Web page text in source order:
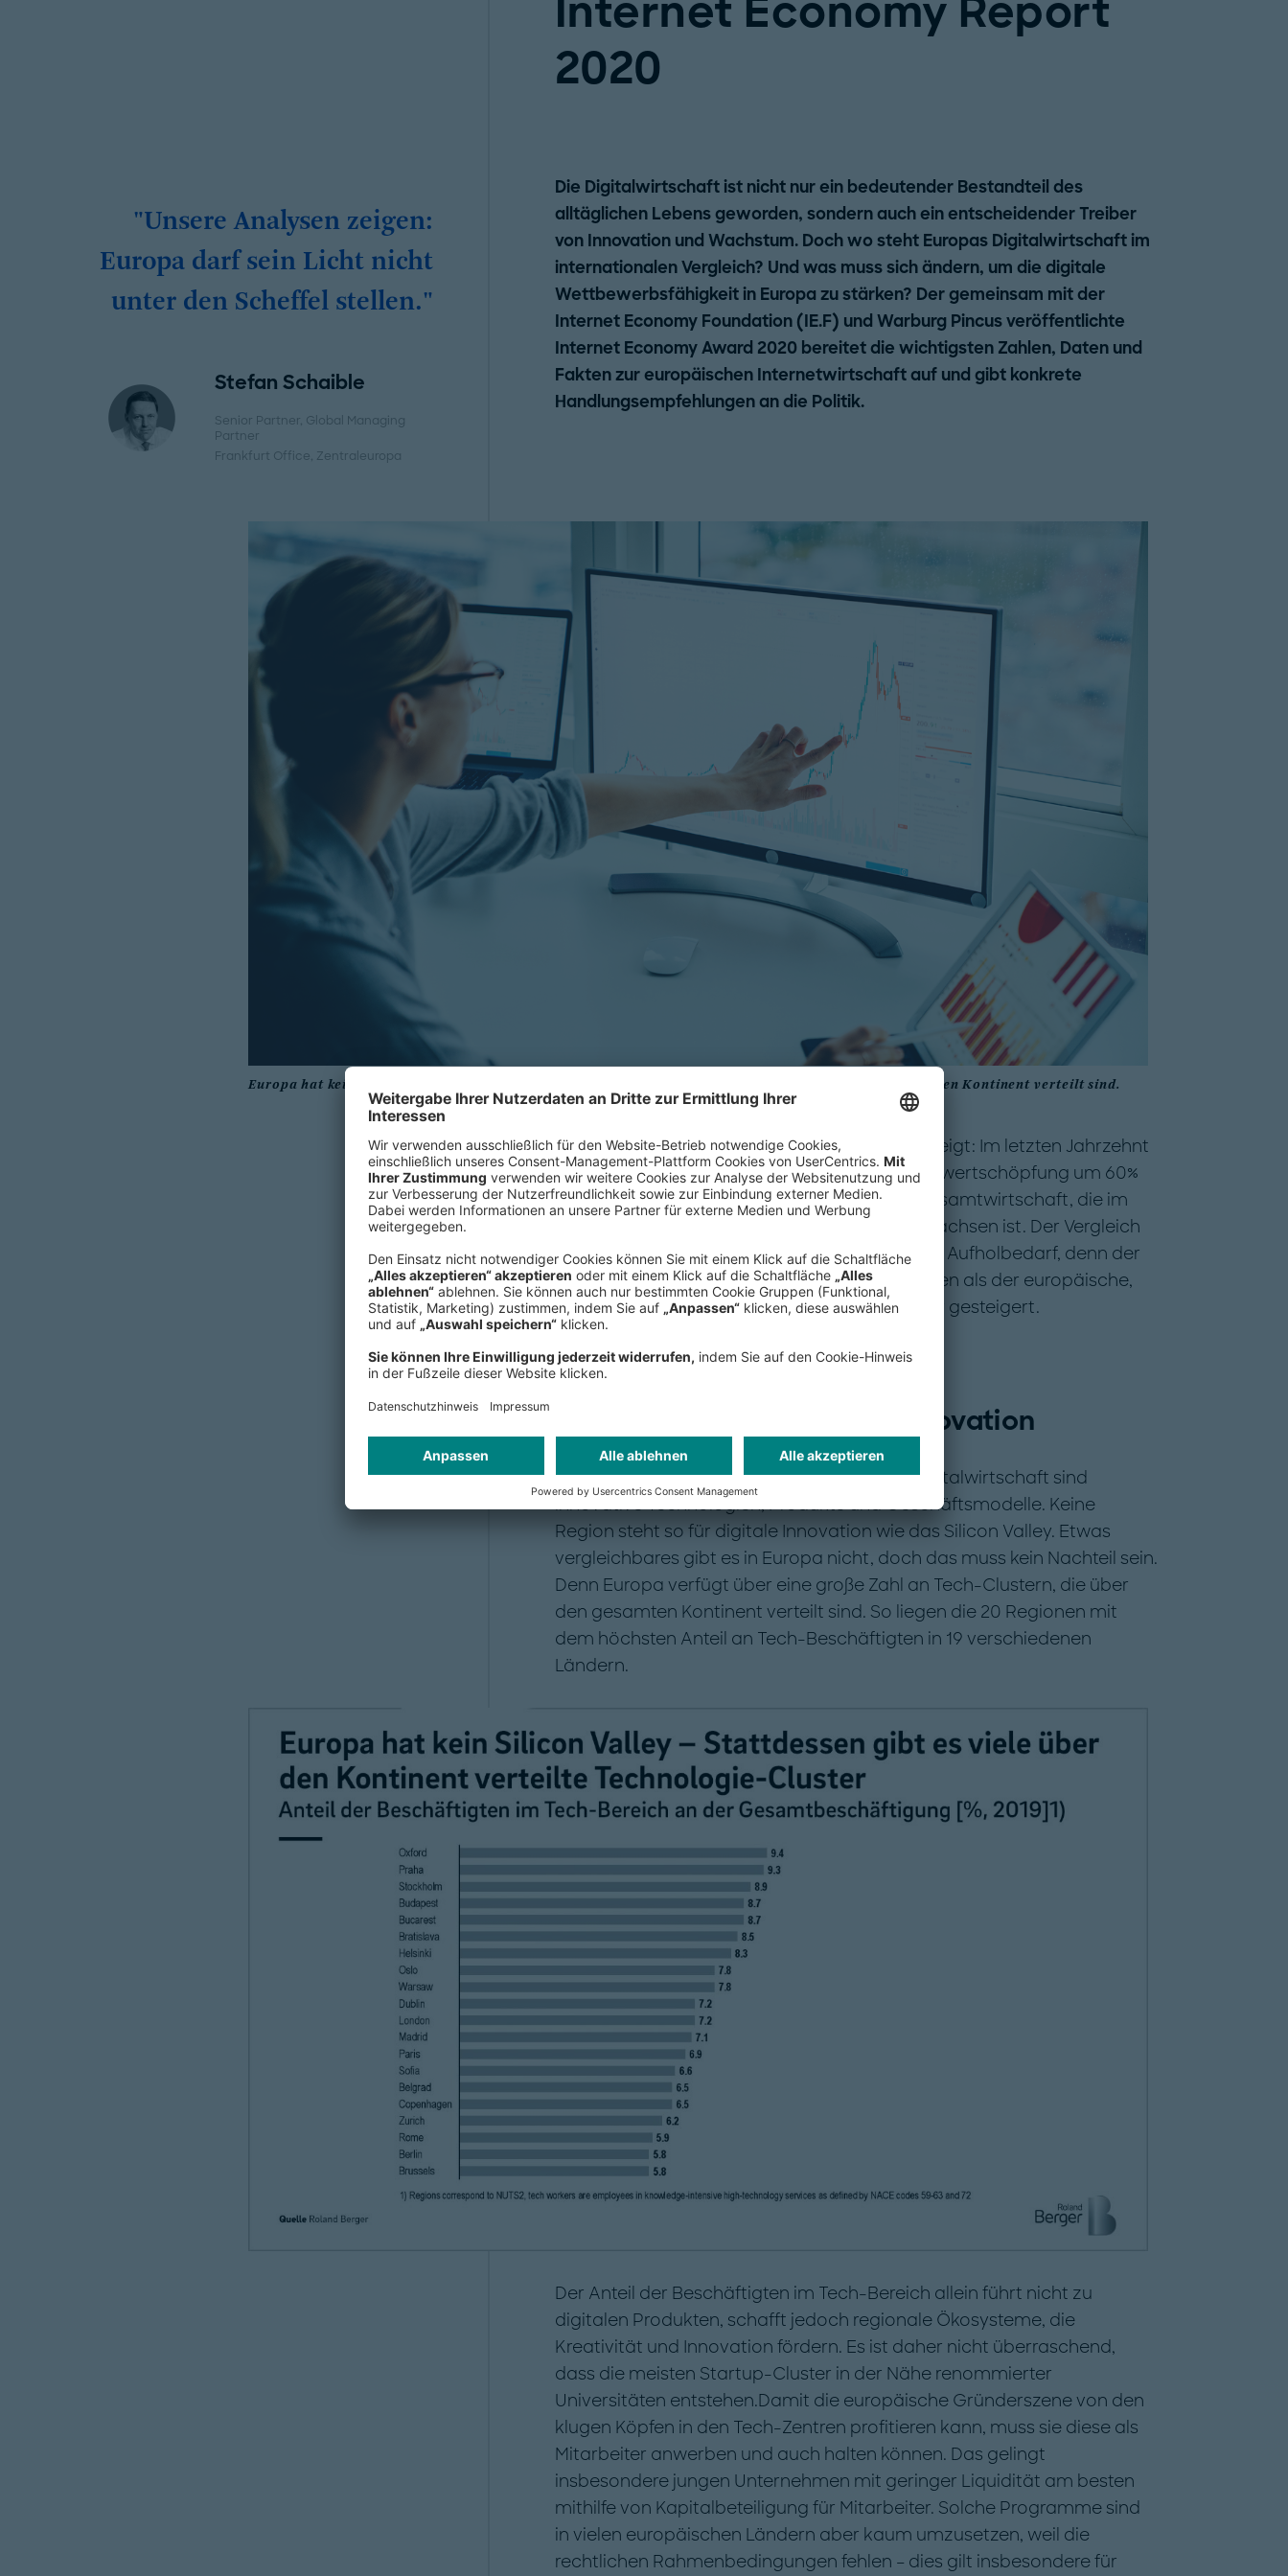
Internet Economy Report
2020
"Unsere Analysen zeigen:
Europa darf sein Licht nicht
unter den Scheffel stellen."
Stefan Schaible
Senior Partner, Global Managing
Partner
Frankfurt Office, Zentraleuropa
Die Digitalwirtschaft ist nicht nur ein bedeutender Bestandteil des
alltäglichen Lebens geworden, sondern auch ein entscheidender Treiber
von Innovation und Wachstum. Doch wo steht Europas Digitalwirtschaft im
internationalen Vergleich? Und was muss sich ändern, um die digitale
Wettbewerbsfähigkeit in Europa zu stärken? Der gemeinsam mit der
Internet Economy Foundation (IE.F) und Warburg Pincus veröffentlichte
Internet Economy Award 2020 bereitet die wichtigsten Zahlen, Daten und
Fakten zur europäischen Internetwirtschaft auf und gibt konkrete
Handlungsempfehlungen an die Politik.
Europa hat kein Silicon Valley, verfügt aber über eine große Zahl an Tech-Clustern, die über den gesamten Kontinent verteilt sind.
Die als Online-Publikation verfügbare Studie zeigt: Im letzten Jahrzehnt
hat der europäische Digitalsektor seine Bruttowertschöpfung um 60%
gesteigert und damit deutlich mehr als die Gesamtwirtschaft, die im
gleichen Zeitraum nur um insgesamt 24% gewachsen ist. Der Vergleich
mit den USA zeigt aber auch: Europa hat noch Aufholbedarf, denn der
US-Digitalsektor ist nicht nur stärker gewachsen als der europäische,
sondern hat auch seine Produktivität schneller gesteigert.
Europa hat Potenzial für Innovation
Entscheidend für eine wettbewerbsfähige Digitalwirtschaft sind
innovative Technologien, Produkte und Geschäftsmodelle. Keine
Region steht so für digitale Innovation wie das Silicon Valley. Etwas
vergleichbares gibt es in Europa nicht, doch das muss kein Nachteil sein.
Denn Europa verfügt über eine große Zahl an Tech-Clustern, die über
den gesamten Kontinent verteilt sind. So liegen die 20 Regionen mit
dem höchsten Anteil an Tech-Beschäftigten in 19 verschiedenen
Ländern.
Der Anteil der Beschäftigten im Tech-Bereich allein führt nicht zu
digitalen Produkten, schafft jedoch regionale Ökosysteme, die
Kreativität und Innovation fördern. Es ist daher nicht überraschend,
dass die meisten Startup-Cluster in der Nähe renommierter
Universitäten entstehen.Damit die europäische Gründerszene von den
klugen Köpfen in den Tech-Zentren profitieren kann, muss sie diese als
Mitarbeiter anwerben und auch halten können. Das gelingt
insbesondere jungen Unternehmen mit geringer Liquidität am besten
mithilfe von Kapitalbeteiligung für Mitarbeiter. Solche Programme sind
in vielen europäischen Ländern aber kaum umzusetzen, weil die
rechtlichen Rahmenbedingungen fehlen – dies gilt insbesondere für